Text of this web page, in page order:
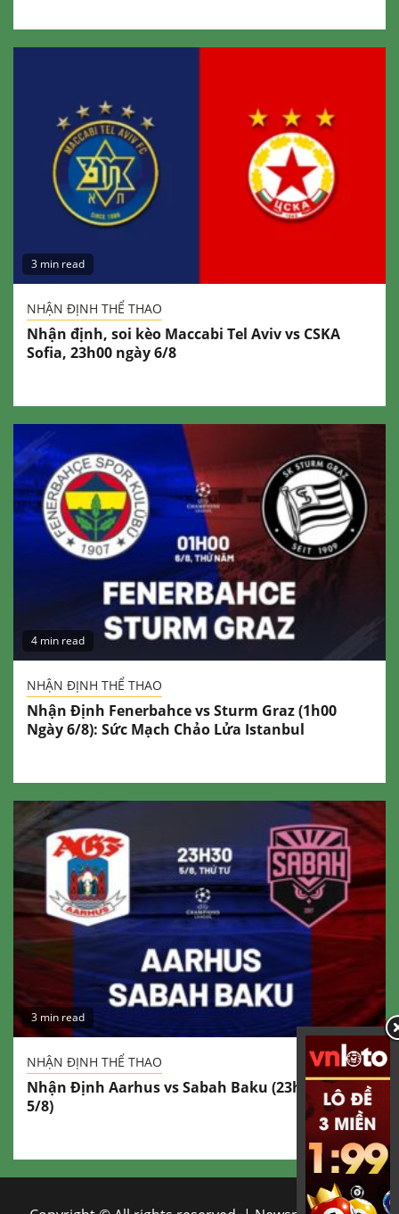
3 min read
NHẬN ĐỊNH THỂ THAO
Nhận định, soi kèo Maccabi Tel Aviv vs CSKA
Sofia, 23h00 ngày 6/8
4 min read
NHẬN ĐỊNH THỂ THAO
Nhận Định Fenerbahce vs Sturm Graz (1h00
Ngày 6/8): Sức Mạch Chảo Lửa Istanbul
3 min read
NHẬN ĐỊNH THỂ THAO
Nhận Định Aarhus vs Sabah Baku (23h30 Ngày
5/8)